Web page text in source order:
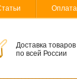
Оплата
Доставка товаров
по всей России